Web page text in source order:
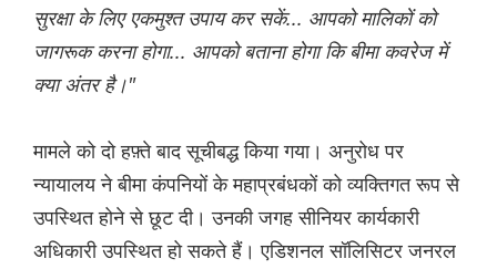
सुरक्षा के लिए एकमुश्त उपाय कर सकें... आपको मालिकों को
जागरूक करना होगा... आपको बताना होगा कि बीमा कवरेज में
क्या अंतर है।"
मामले को दो हफ़्ते बाद सूचीबद्ध किया गया। अनुरोध पर
न्यायालय ने बीमा कंपनियों के महाप्रबंधकों को व्यक्तिगत रूप से
उपस्थित होने से छूट दी। उनकी जगह सीनियर कार्यकारी
अधिकारी उपस्थित हो सकते हैं। एडिशनल सॉलिसिटर जनरल